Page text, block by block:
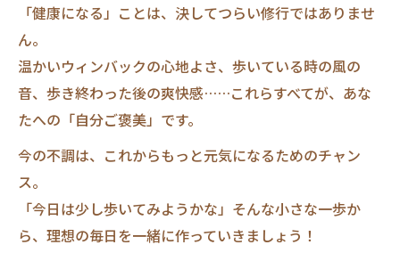
「健康になる」ことは、決してつらい修行ではありませ
ん。
温かいウィンバックの心地よさ、歩いている時の風の
音、歩き終わった後の爽快感……これらすべてが、あな
たへの「自分ご褒美」です。
今の不調は、これからもっと元気になるためのチャン
ス。
「今日は少し歩いてみようかな」そんな小さな一歩か
ら、理想の毎日を一緒に作っていきましょう！